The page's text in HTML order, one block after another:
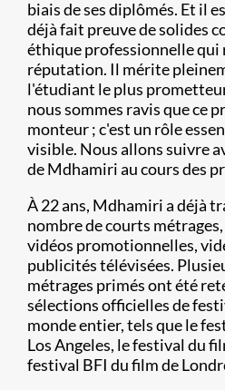
biais de ses diplômés. Et il
déjà fait preuve de solides
éthique professionnelle
réputation. Il mérite
l'étudiant le plus
nous sommes ravis que ce
monteur ; c'est un rôle
visible. Nous allons suivre
de Mdhamiri au cours des
À 22 ans, Mdhamiri a déjà
nombre de courts
vidéos promotionnelles,
publicités télévisées.
métrages primés ont été
sélections officielles de
monde entier, tels que le
Los Angeles, le festival du
festival BFI du film de